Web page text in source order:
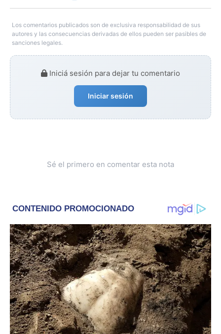
Los comentarios publicados son de exclusiva responsabilidad de sus
autores y las consecuencias derivadas de ellos pueden ser pasibles de
sanciones legales.
Iniciá sesión para dejar tu comentario
Iniciar sesión
Sé el primero en comentar esta nota